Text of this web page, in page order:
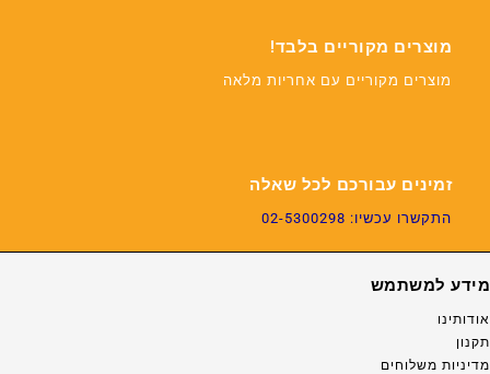
מוצרים מקוריים בלבד!
מוצרים מקוריים עם אחריות מלאה
זמינים עבורכם לכל שאלה
התקשרו עכשיו: 02-5300298
מידע למשתמש
אודותינו
תקנון
מדיניות משלוחים